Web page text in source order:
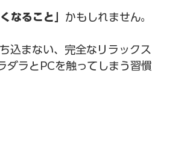
なること」 かもしれません。
込まない、完全なリラックス
ダラとPCを触ってしまう習慣